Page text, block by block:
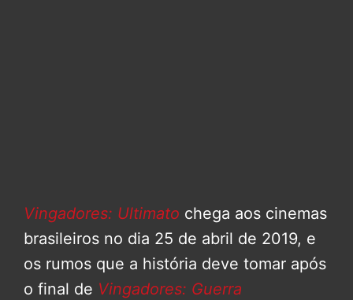
Vingadores: Ultimato chega aos cinemas
brasileiros no dia 25 de abril de 2019, e
os rumos que a história deve tomar após
o final de Vingadores: Guerra